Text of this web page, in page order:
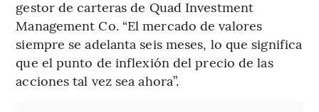
gestor de carteras de Quad Investment
Management Co. “El mercado de valores
siempre se adelanta seis meses, lo que significa
que el punto de inflexión del precio de las
acciones tal vez sea ahora”.